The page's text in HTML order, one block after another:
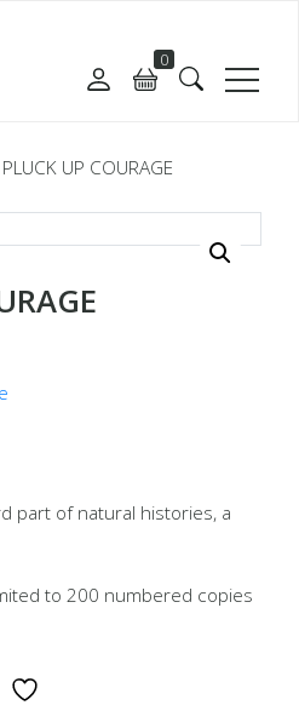
0
PLUCK UP COURAGE
part of natural histories, a
to 200 numbered copies